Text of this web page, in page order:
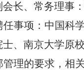
长、常务理事
事项：中国科
、南京大学原
理的要求，相